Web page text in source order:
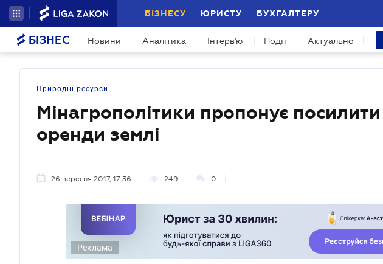
БІЗНЕСУ ЮРИСТУ БУХГАЛТЕРУ
БІЗНЕС Новини Аналітика Інтерв'ю Події Актуально
Природні ресурси
Мінагрополітики пропонує
оренди землі
26 вересня 2017, 17:36 249 0
Реклама